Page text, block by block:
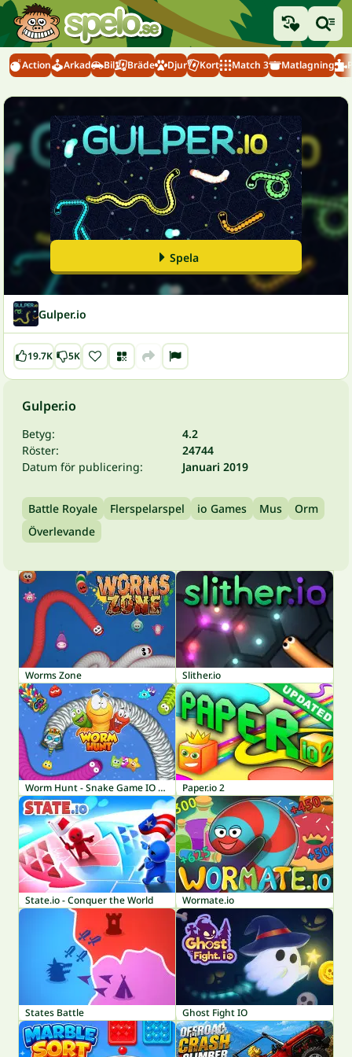
Action Arkad Bil Bräde Djur Kort Match 3 Matlagning
Spela
Gulper.io
19.7K 5K
Gulper.io
Betyg:
4.2
Röster:
24744
Datum för publicering:
Januari 2019
Battle Royale Flerspelarspel io Games Mus
Orm
Överlevande
Worms Zone Slither.io
Worm Hunt - Snake Game IO Zone Paper.io 2
State.io - Conquer the World Wormate.io
States Battle Ghost Fight IO